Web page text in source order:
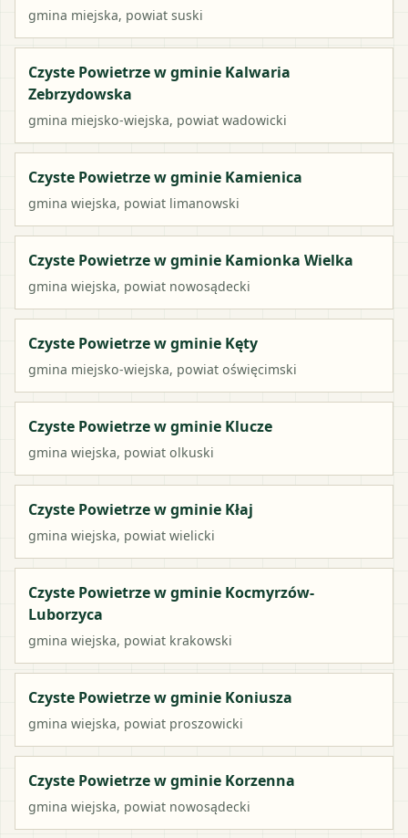
gmina miejska, powiat suski
Czyste Powietrze w gminie Kalwaria
Zebrzydowska
gmina miejsko-wiejska, powiat wadowicki
Czyste Powietrze w gminie Kamienica
gmina wiejska, powiat limanowski
Czyste Powietrze w gminie Kamionka Wielka
gmina wiejska, powiat nowosądecki
Czyste Powietrze w gminie Kęty
gmina miejsko-wiejska, powiat oświęcimski
Czyste Powietrze w gminie Klucze
gmina wiejska, powiat olkuski
Czyste Powietrze w gminie Kłaj
gmina wiejska, powiat wielicki
Czyste Powietrze w gminie Kocmyrzów-
Luborzyca
gmina wiejska, powiat krakowski
Czyste Powietrze w gminie Koniusza
gmina wiejska, powiat proszowicki
Czyste Powietrze w gminie Korzenna
gmina wiejska, powiat nowosądecki